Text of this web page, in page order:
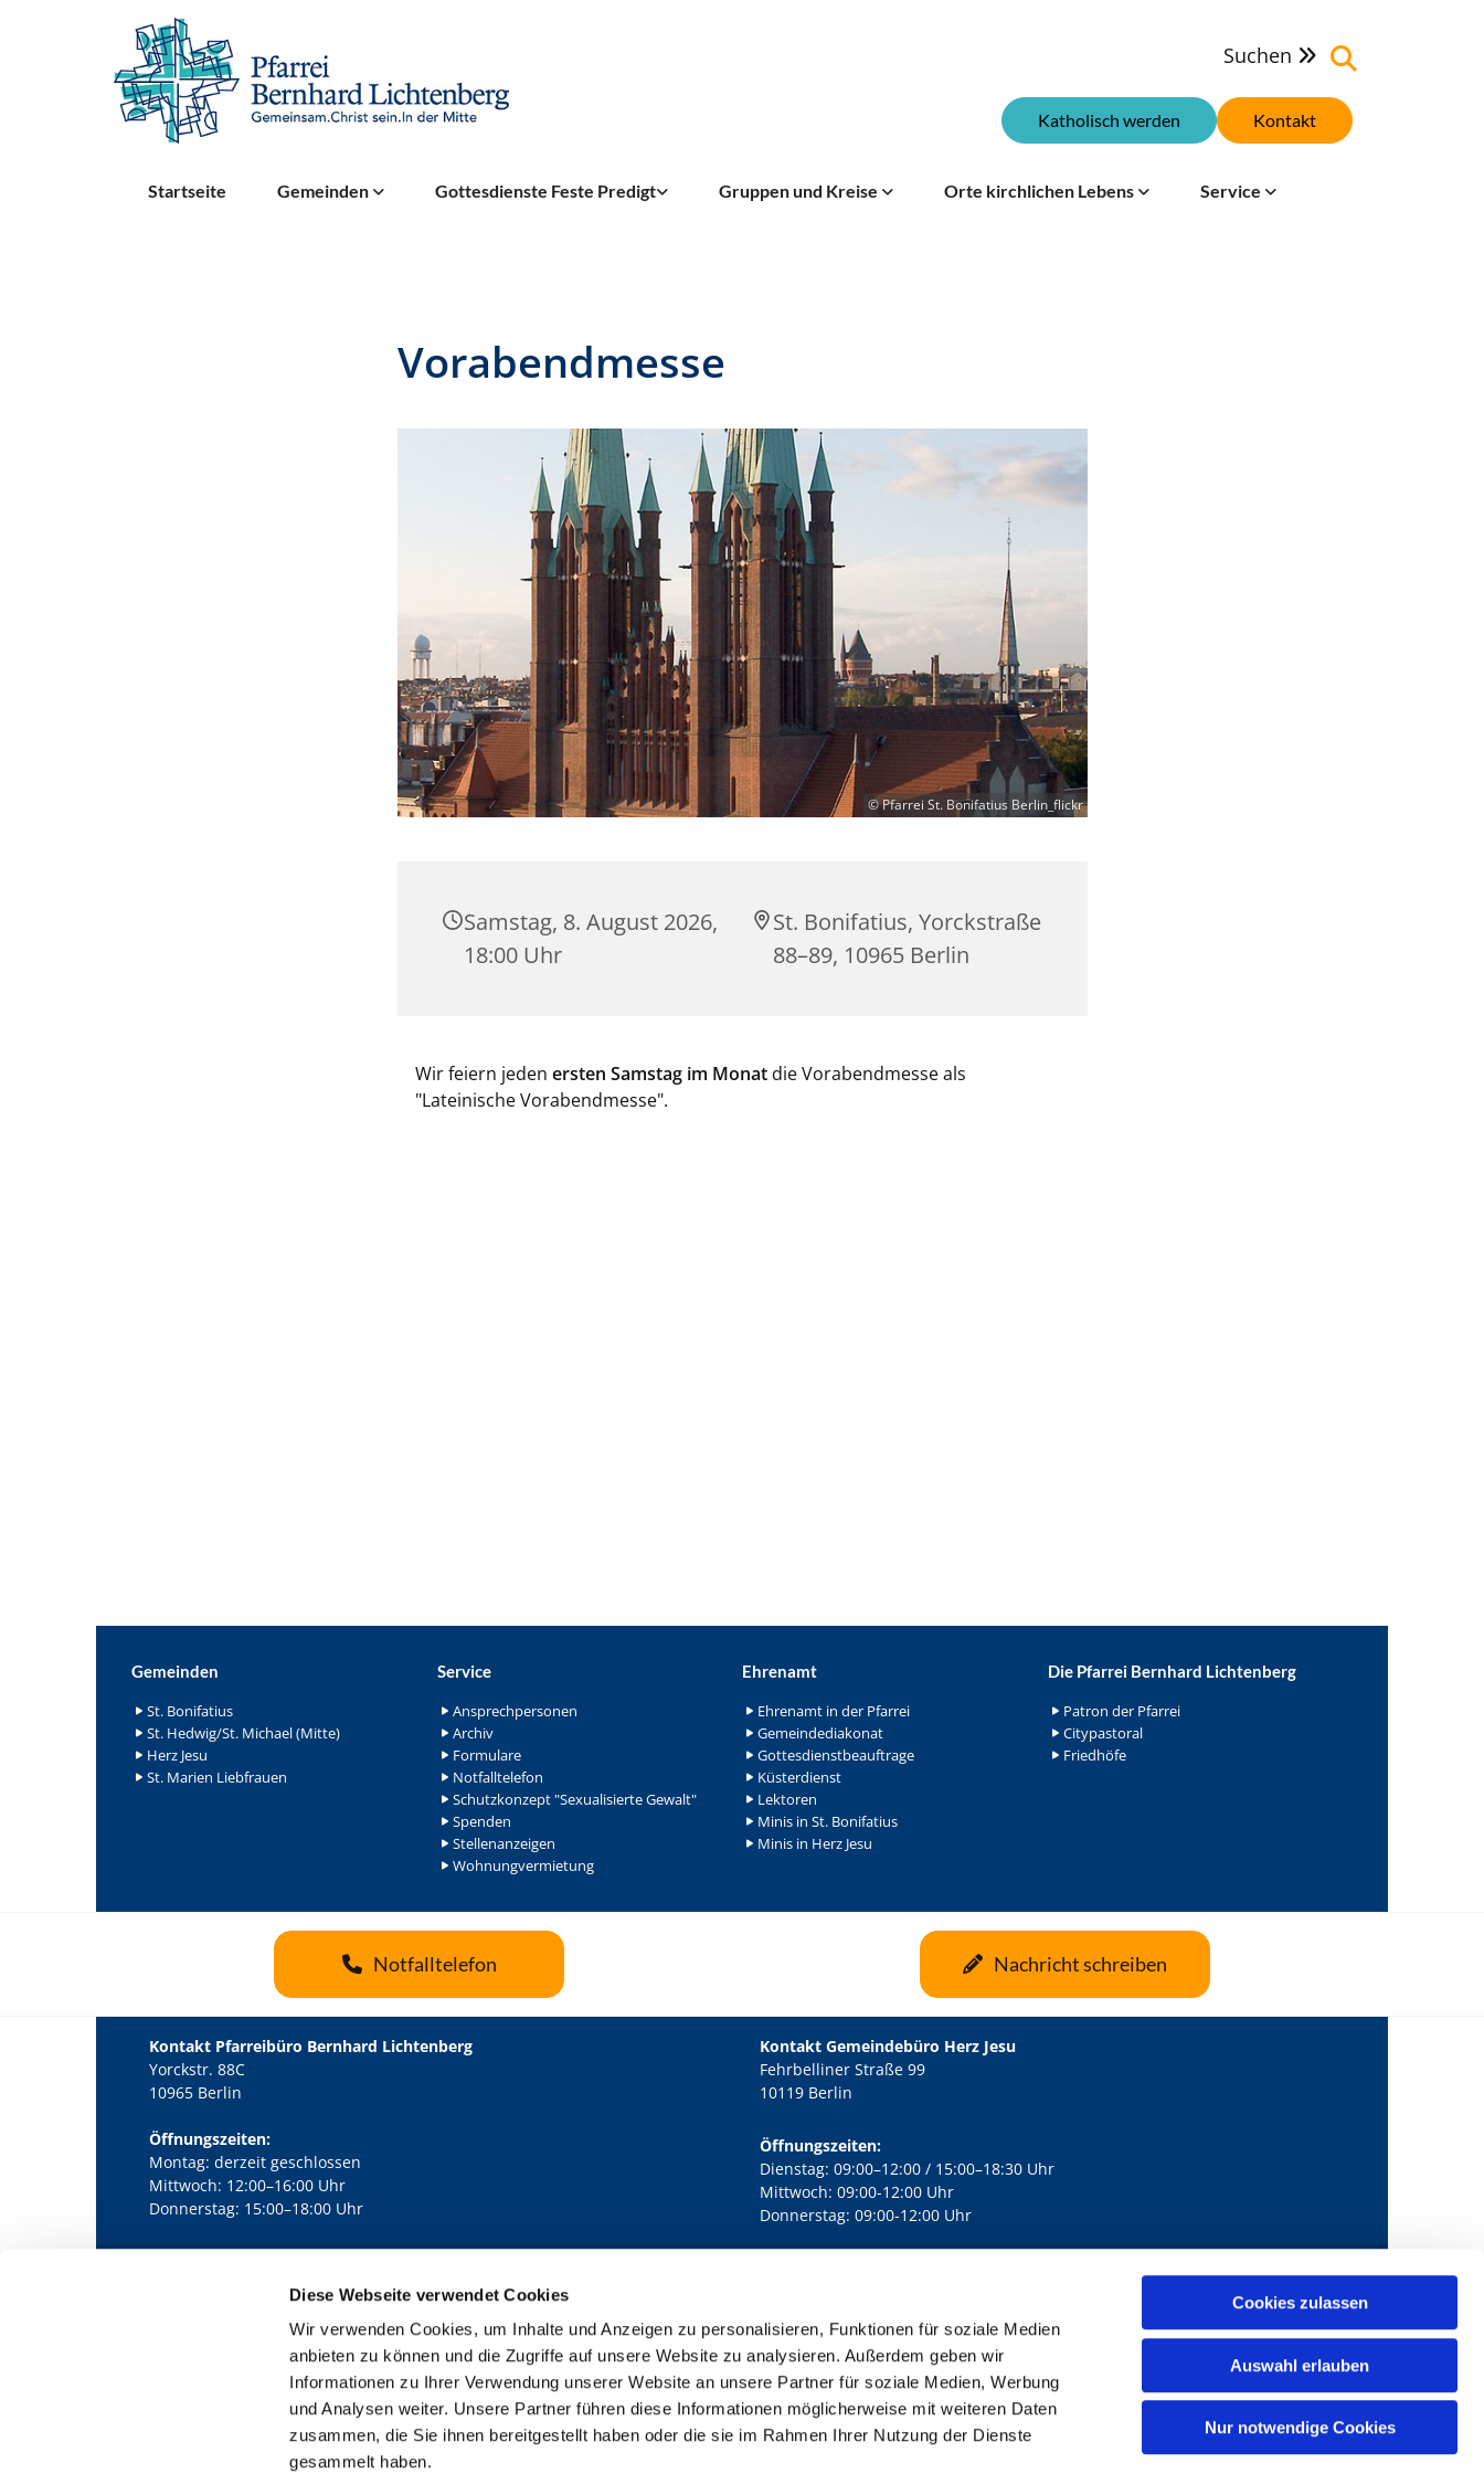
Diese Webseite verwendet Cookies
Wir verwenden Cookies, um Inhalte und Anzeigen zu personalisieren, Funktionen für soziale Medien
anbieten zu können und die Zugriffe auf unsere Website zu analysieren. Außerdem geben wir
Informationen zu Ihrer Verwendung unserer Website an unsere Partner für soziale Medien, Werbung
und Analysen weiter. Unsere Partner führen diese Informationen möglicherweise mit weiteren Daten
zusammen, die Sie ihnen bereitgestellt haben oder die sie im Rahmen Ihrer Nutzung der Dienste
gesammelt haben.
Cookies zulassen
Auswahl erlauben
Nur notwendige Cookies
Suchen 
Kontakt
Katholisch werden
Startseite Gemeinden Gottesdienste Feste Predigt Gruppen und Kreise Orte kirchlichen Lebens Service
Vorabendmesse
© Pfarrei St. Bonifatius Berlin_flickr
Samstag, 8. August 2026,
18:00 Uhr
St. Bonifatius, Yorckstraße
88–89, 10965 Berlin
Wir feiern jeden ersten Samstag im Monat die Vorabendmesse als
"Lateinische Vorabendmesse".
Gemeinden
St. Bonifatius
St. Hedwig/St. Michael (Mitte)
Herz Jesu
St. Marien Liebfrauen
Service
Ansprechpersonen
Archiv
Formulare
Notfalltelefon
Schutzkonzept "Sexualisierte Gewalt"
Spenden
Stellenanzeigen
Wohnungvermietung
Ehrenamt
Ehrenamt in der Pfarrei
Gemeindediakonat
Gottesdienstbeauftrage
Küsterdienst
Lektoren
Minis in St. Bonifatius
Minis in Herz Jesu
Die Pfarrei Bernhard Lichtenberg
Patron der Pfarrei
Citypastoral
Friedhöfe
Notfalltelefon Nachricht schreiben
Kontakt Pfarreibüro Bernhard Lichtenberg
Yorckstr. 88C
10965 Berlin
Öffnungszeiten:
Montag: derzeit geschlossen
Mittwoch: 12:00–16:00 Uhr
Donnerstag: 15:00–18:00 Uhr
Kontakt Gemeindebüro Herz Jesu
Fehrbelliner Straße 99
10119 Berlin
Öffnungszeiten:
Dienstag: 09:00–12:00 / 15:00–18:30 Uhr
Mittwoch: 09:00-12:00 Uhr
Donnerstag: 09:00-12:00 Uhr
Kath. Kirchengemeinde Pfarrei Bernhard Lichtenberg Berlin-Mitte · Yorckstr. 88C, 10965 Berlin mail@bernhard-lichtenberg.berlin
Kontaktinformationen Impressum